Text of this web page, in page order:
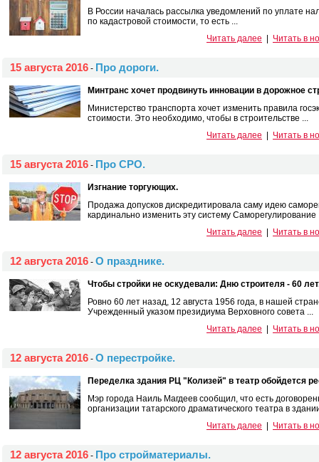
В России началась рассылка уведомлений по уплате
по кадастровой стоимости, то есть ...
Читать далее
Читать в
15 августа 2016 - Про дороги.
Минтранс хочет продвинуть инновации в дорожное
Министерство транспорта хочет изменить правила
стоимости. Это необходимо, чтобы в строительстве ...
Читать далее
Читать в
15 августа 2016 - Про СРО.
Изгнание торгующих.
Продажа допусков дискредитировала саму идею
кардинально изменить эту систему Саморегулирование
Читать далее
Читать в
12 августа 2016 - О празднике.
Чтобы стройки не оскудевали: Дню строителя - 60
Ровно 60 лет назад, 12 августа 1956 года, в нашей
Учрежденный указом президиума Верховного совета ...
Читать далее
Читать в
12 августа 2016 - О перестройке.
Переделка здания РЦ "Колизей" в театр обойдется
Мэр города Наиль Магдеев сообщил, что есть
организации татарского драматического театра в
Читать далее
Читать в
12 августа 2016 - Про стройматериалы.